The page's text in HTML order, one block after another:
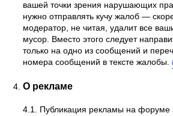
вашей точки зрения нарушающих
нужно отправлять кучу жалоб —
модератор, не читая, удалит все
мусор. Вместо этого следует
только на одно из сообщений и
номера сообщений в тексте жалобы.
О рекламе
4.1. Публикация рекламы на форуме